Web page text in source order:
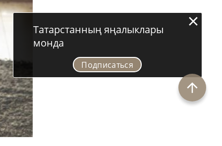
Татарстанның яңалыклары
монда
Подписаться